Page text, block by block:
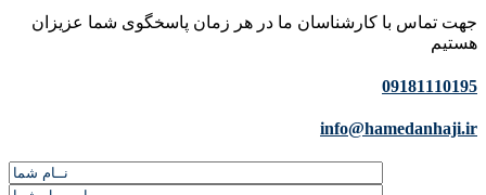
جهت تماس با کارشناسان ما در هر زمان پاسخگوی شما عزیزان
هستیم
09181110195
info@hamedanhaji.ir